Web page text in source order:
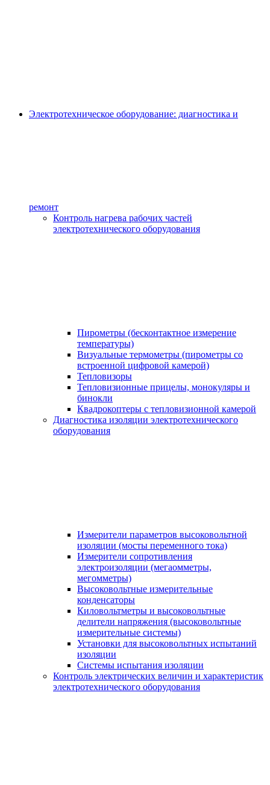
Электротехническое оборудование: диагностика и
ремонт
Контроль нагрева рабочих частей
электротехнического оборудования
Пирометры (бесконтактное измерение
температуры)
Визуальные термометры (пирометры со
встроенной цифровой камерой)
Тепловизоры
Тепловизионные прицелы, монокуляры и
бинокли
Квадрокоптеры с тепловизионной камерой
Диагностика изоляции электротехнического
оборудования
Измерители параметров высоковольтной
изоляции (мосты переменного тока)
Измерители сопротивления
электроизоляции (мегаомметры,
мегомметры)
Высоковольтные измерительные
конденсаторы
Киловольтметры и высоковольтные
делители напряжения (высоковольтные
измерительные системы)
Установки для высоковольтных испытаний
изоляции
Системы испытания изоляции
Контроль электрических величин и характеристик
электротехнического оборудования